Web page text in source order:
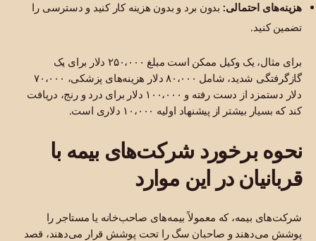
هزینه‌های احتمالی: بدون برد و بدون هزینه کار کنید و دسترسی را
تضمین کنید.
برای مثال، یک وکیل ممکن است مبلغ ۲۵۰،۰۰۰ دلار برای یک
گازگرفتگی شدید، شامل ۸۰،۰۰۰ دلار هزینه‌های پزشکی، ۷۰،۰۰۰
دلار دستمزد از دست رفته و ۱۰۰،۰۰۰ دلار برای درد و رنج، دریافت
کند که بسیار بیشتر از پیشنهاد اولیه ۱۰،۰۰۰ دلاری است.
نحوه برخورد شرکت‌های بیمه با
قربانیان در این موارد
شرکت‌های بیمه، که معمولاً بیمه‌های صاحب‌خانه یا مستاجر را
پوشش می‌دهند و صاحبان سگ را تحت پوشش قرار می‌دهند، قصد